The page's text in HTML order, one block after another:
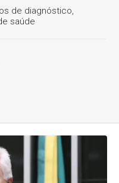
de diagnóstico,
saúde